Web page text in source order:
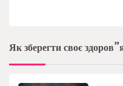
Як зберегти своє